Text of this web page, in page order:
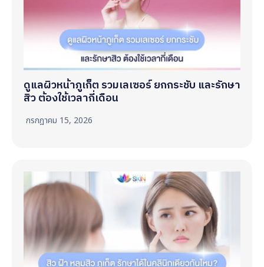
ดูแลผิวหน้าภูเก็ต รวมเลเซอร์ ยกกระชับ และรักษา
สิว ต้องใช้เวลากี่เดือน
กรกฎาคม 15, 2026